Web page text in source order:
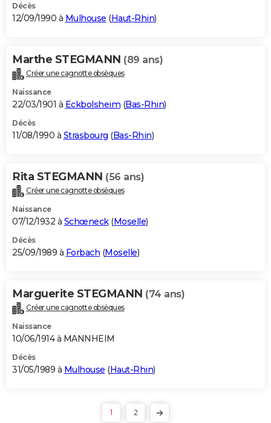
Décès
12/09/1990 à Mulhouse (Haut-Rhin)
Marthe STEGMANN (89 ans)
Créer une cagnotte obsèques
Naissance
22/03/1901 à Eckbolsheim (Bas-Rhin)
Décès
11/08/1990 à Strasbourg (Bas-Rhin)
Rita STEGMANN (56 ans)
Créer une cagnotte obsèques
Naissance
07/12/1932 à Schœneck(Moselle)
Décès
25/09/1989 à Forbach (Moselle)
Marguerite STEGMANN (74 ans)
Créer une cagnotte obsèques
Naissance
10/06/1914 à MANNHEIM
Décès
31/05/1989 à Mulhouse (Haut-Rhin)
1 2